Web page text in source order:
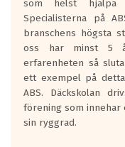
sensorer.
som helst hjälpa
Specialisterna på
branschens högsta
oss har minst 5
erfarenheten så
ett exempel på
ABS. Däckskolan
förening som innehar
sin ryggrad.